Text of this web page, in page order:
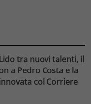
tra nuovi talenti, il
a Pedro Costa e la
col Corriere